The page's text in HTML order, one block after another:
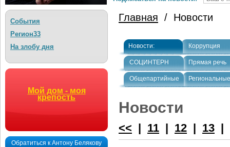
События
Регион33
На злобу дня
Мой дом - моя
крепость
Обратиться к Антону Белякову
Главная / Новости
Новости: Коррупция
СОЦИНТЕРН Прямая речь
Общепартийные Региональные
Новости
<< | 11 | 12 | 13 |